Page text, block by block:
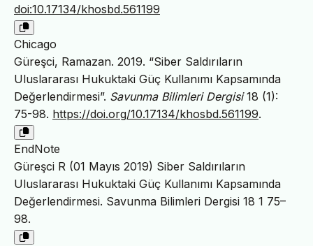
doi:10.17134/khosbd.561199
Chicago
Güreşci, Ramazan. 2019. “Siber Saldırıların
Uluslararası Hukuktaki Güç Kullanımı Kapsamında
Değerlendirmesi”. Savunma Bilimleri Dergisi18 (1):
75-98. https://doi.org/10.17134/khosbd.561199.
EndNote
Güreşci R (01 Mayıs 2019) Siber Saldırıların
Uluslararası Hukuktaki Güç Kullanımı Kapsamında
Değerlendirmesi. Savunma Bilimleri Dergisi 18 1 75–
98.